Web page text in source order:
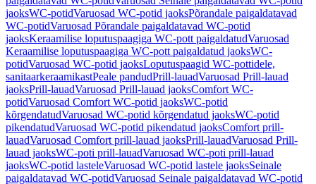
jaoksWC-potidVaruosad WC-potid jaoksPõrandale paigaldatavad
WC-potidVaruosad Põrandale paigaldatavad WC-potid
jaoksKeraamilise loputuspaagiga WC-pott paigaldatudVaruosad
Keraamilise loputuspaagiga WC-pott paigaldatud jaoksWC-
potidVaruosad WC-potid jaoksLoputuspaagid WC-pottidele,
sanitaarkeraamikastPeale pandudPrill-lauadVaruosad Prill-lauad
jaoksPrill-lauadVaruosad Prill-lauad jaoksComfort WC-
potidVaruosad Comfort WC-potid jaoksWC-potid
kõrgendatudVaruosad WC-potid kõrgendatud jaoksWC-potid
pikendatudVaruosad WC-potid pikendatud jaoksComfort prill-
lauadVaruosad Comfort prill-lauad jaoksPrill-lauadVaruosad Prill-
lauad jaoksWC-poti prill-lauadVaruosad WC-poti prill-lauad
jaoksWC-potid lasteleVaruosad WC-potid lastele jaoksSeinale
paigaldatavad WC-potidVaruosad Seinale paigaldatavad WC-potid